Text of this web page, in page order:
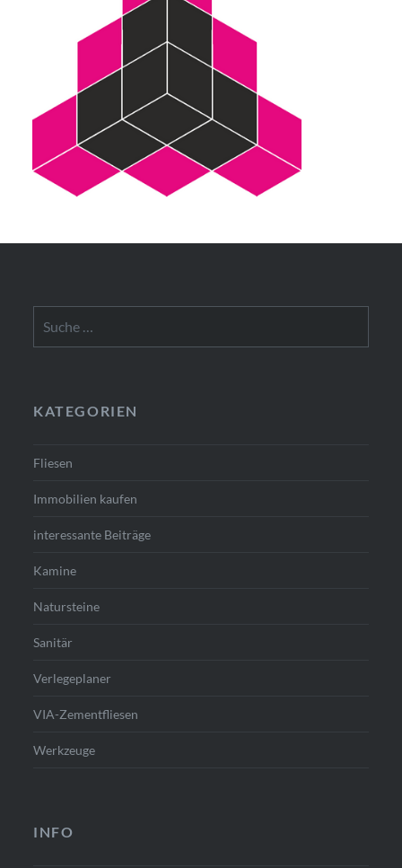
nach:
KATEGORIEN
Fliesen
Immobilien kaufen
interessante Beiträge
Kamine
Natursteine
Sanitär
Verlegeplaner
VIA-Zementfliesen
Werkzeuge
INFO